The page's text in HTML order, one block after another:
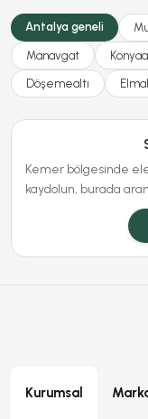
Antalya geneli
Manavgat
Döşemealtı
Kemer bölgesinde
kaydolun, burada
Kurumsal